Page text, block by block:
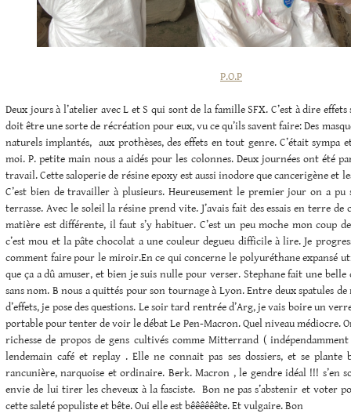
P.O.P
Deux jours à l’atelier avec L et S qui sont de la famille SFX. C’est à dire effets
doit être une sorte de récréation pour eux, vu ce qu’ils savent faire: Des
naturels implantés, aux prothèses, des effets en tout genre. C’était sympa
moi. P. petite main nous a aidés pour les colonnes. Deux journées ont été
travail. Cette saloperie de résine epoxy est aussi inodore que cancerigène et
C’est bien de travailler à plusieurs. Heureusement le premier jour on a pu
terrasse. Avec le soleil la résine prend vite. J’avais fait des essais en terre de
matière est différente, il faut s’y habituer. C’est un peu moche mon coup
c’est mou et la pâte chocolat a une couleur degueu difficile à lire. Je
comment faire pour le miroir.En ce qui concerne le polyuréthane expansé
que ça a dû amuser, et bien je suis nulle pour verser. Stephane fait une
sans nom. B nous a quittés pour son tournage à Lyon. Entre deux spatules
d’effets, je pose des questions. Le soir tard rentrée d’Arg, je vais boire un
portable pour tenter de voir le débat Le Pen-Macron. Quel niveau médiocre.
richesse de propos de gens cultivés comme Mitterrand (
lendemain café et replay . Elle ne connait pas ses dossiers, et se plante
rancunière, narquoise et ordinaire. Berk. Macron , le gendre idéal !!! s’en
envie de lui tirer les cheveux à la fasciste. Bon ne pas s’abstenir et voter
cette saleté populiste et bête. Oui elle est bêêêêêête. Et vulgaire. Bon